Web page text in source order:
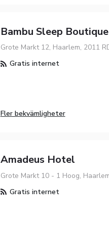
Bambu Sleep Boutique
Grote Markt 12, Haarlem, 2011
Gratis internet
Fler bekvämligheter
Amadeus Hotel
Grote Markt 10 - 1 Hoog,
Gratis internet